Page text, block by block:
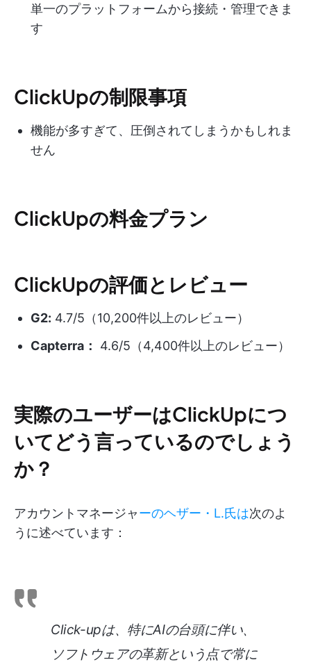
単一のプラットフォームから接続・管理できま
す
ClickUpの制限事項
機能が多すぎて、圧倒されてしまうかもしれま
せん
ClickUpの料金プラン
ClickUpの評価とレビュー
G2: 4.7/5（10,200件以上のレビュー）
Capterra：
4.6/5（4,400件以上のレビュー）
実際のユーザーはClickUpにつ
いてどう言っているのでしょう
か？
アカウントマネージャーのヘザー・L.氏は次のよ
うに述べています：
Click-upは、特にAIの台頭に伴い、
ソフトウェアの革新という点で常に